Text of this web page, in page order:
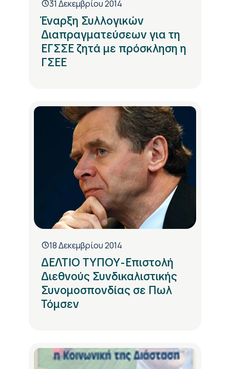
31 Δεκεμβρίου 2014
Έναρξη Συλλογικών
Διαπραγματεύσεων για τη
ΕΓΣΣΕ ζητά με πρόσκληση η
ΓΣΕΕ
18 Δεκεμβρίου 2014
ΔΕΛΤΙΟ ΤΥΠΟΥ-Επιστολή
Διεθνούς Συνδικαλιστικής
Συνομοσπονδίας σε Πωλ
Τόμσεν